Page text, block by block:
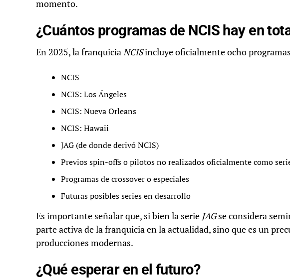
momento.
¿Cuántos programas de NCIS hay en
En 2025, la franquiciaNCISincluye oficialmente ocho
NCIS
NCIS: Los Ángeles
NCIS: Nueva Orleans
NCIS: Hawaii
JAG (de donde derivó NCIS)
Previos spin-offs o pilotos no realizados oficialmente como
Programas de crossover o especiales
Futuras posibles series en desarrollo
Es importante señalar que, si bien la serie JAGse considera
parte activa de la franquicia en la actualidad, sino que es un
producciones modernas.
¿Qué esperar en el futuro?